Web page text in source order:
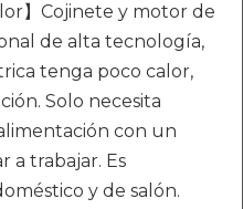
】Cojinete y motor de
de alta tecnología,
tenga poco calor,
Solo necesita
con un
a trabajar. Es
y de salón.